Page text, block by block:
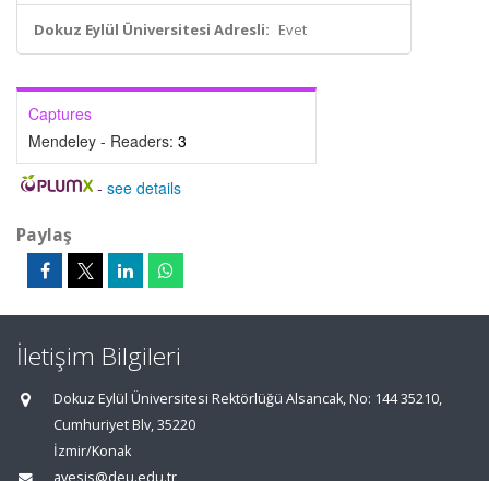
Dokuz Eylül Üniversitesi Adresli: Evet
Captures
Mendeley - Readers: 3
- see details
Paylaş
İletişim Bilgileri
Dokuz Eylül Üniversitesi Rektörlüğü Alsancak, No: 144 35210,
Cumhuriyet Blv, 35220
İzmir/Konak
avesis@deu.edu.tr